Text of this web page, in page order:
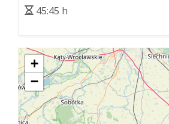
45:45 h
+
−